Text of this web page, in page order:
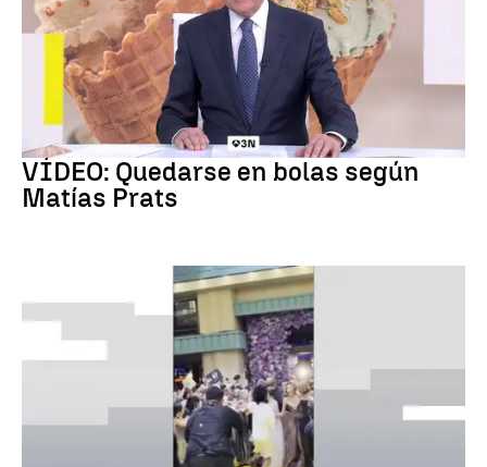
Chascarrillo Matías Prats
VÍDEO: Quedarse en bolas según
Matías Prats